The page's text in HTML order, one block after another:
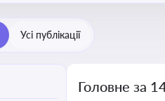
Усі публікації
Головне за